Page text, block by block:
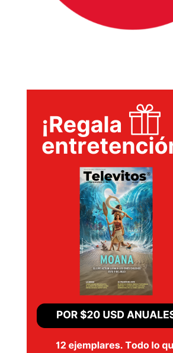
INICIO
TECNOVITOS
T-
EVENTOS